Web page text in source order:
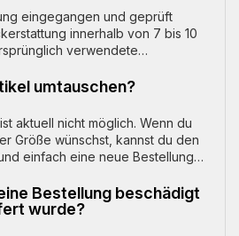
eingegangen und geprüft
innerhalb von 7 bis 10
verwendete
umtauschen?
aktuell nicht möglich. Wenn du
Größe wünschst, kannst du den
einfach eine neue Bestellung
Bestellung beschädigt
wurde?